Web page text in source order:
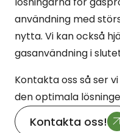
användning med
nytta. Vi kan också
gasanvändning i
Kontakta oss så ser
den optimala
Kontakta oss!